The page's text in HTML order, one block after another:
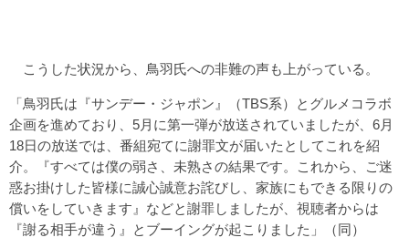
こうした状況から、鳥羽氏への非難の声も上がっている。
「鳥羽氏は『サンデー・ジャポン』（TBS系）とグルメコラボ
企画を進めており、5月に第一弾が放送されていましたが、6月
18日の放送では、番組宛てに謝罪文が届いたとしてこれを紹
介。『すべては僕の弱さ、未熟さの結果です。これから、ご迷
惑お掛けした皆様に誠心誠意お詫びし、家族にもできる限りの
償いをしていきます』などと謝罪しましたが、視聴者からは
『謝る相手が違う』とブーイングが起こりました」（同）